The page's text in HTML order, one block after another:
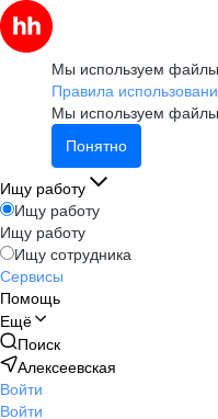
Мы используем файлы
Правила
Мы используем файлы
Понятно
Ищу работу
Ищу работу
Ищу работу
Ищу сотрудника
Сервисы
Помощь
Ещё
Поиск
Алексеевская
Войти
Войти